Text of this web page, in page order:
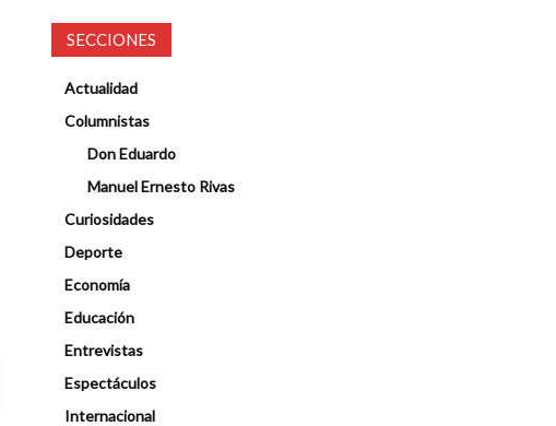
SECCIONES
Actualidad
Columnistas
Don Eduardo
Manuel Ernesto Rivas
Curiosidades
Deporte
Economía
Educación
Entrevistas
Espectáculos
Internacional